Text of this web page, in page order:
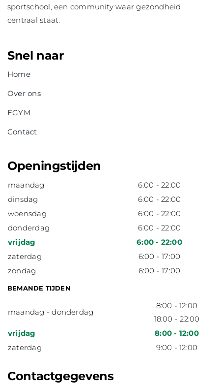
sportschool, een community waar gezondheid
centraal staat.
Snel naar
Home
Over ons
EGYM
Contact
Openingstijden
maandag
6:00 - 22:00
dinsdag
6:00 - 22:00
woensdag
6:00 - 22:00
donderdag
6:00 - 22:00
vrijdag
6:00 - 22:00
zaterdag
6:00 - 17:00
zondag
6:00 - 17:00
BEMANDE TIJDEN
maandag - donderdag
8:00 - 12:00
18:00 - 22:00
vrijdag
8:00 - 12:00
zaterdag
9:00 - 12:00
Contactgegevens